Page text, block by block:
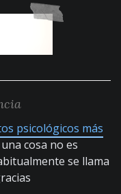
psicológicos más
cosa no es
se llama